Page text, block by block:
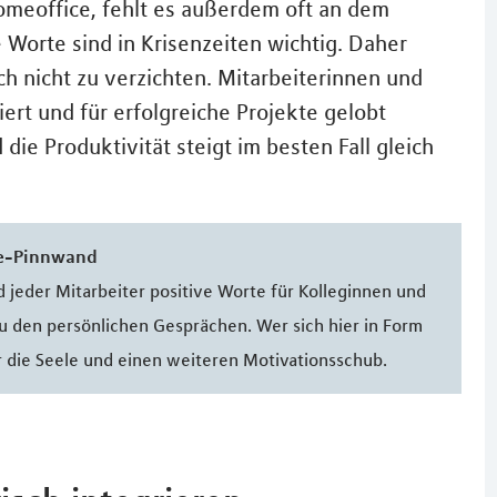
fehlt es außerdem oft an dem
sind in Krisenzeiten wichtig. Daher
nicht zu verzichten. Mitarbeiterinnen und
und für erfolgreiche Projekte gelobt
Produktivität steigt im besten Fall gleich
Pinnwand
Mitarbeiter positive Worte für Kolleginnen und
persönlichen Gesprächen. Wer sich hier in Form
Seele und einen weiteren Motivationsschub.